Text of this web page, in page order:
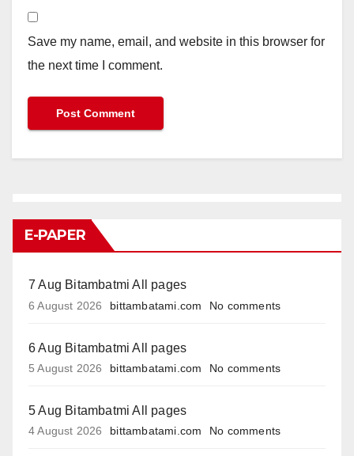
Save my name, email, and website in this browser for
the next time I comment.
E-PAPER
7 Aug Bitambatmi All pages
6 August 2026 bittambatami.com No comments
6 Aug Bitambatmi All pages
5 August 2026 bittambatami.com No comments
5 Aug Bitambatmi All pages
4 August 2026 bittambatami.com No comments